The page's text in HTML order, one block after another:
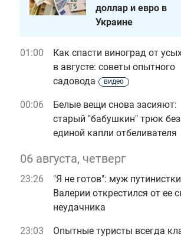
доллар и евро в
Украине
01:00
Как спасти виноград от
в августе: советы опытного
садовода
видео
00:06
Белые вещи снова засияют:
старый "бабушкин" трюк без
единой капли отбеливателя
06 августа, четверг
23:26
"Я не готов": муж путинистки
Валерии открестился от ее
неудачника
23:03
Опытные туристы всегда